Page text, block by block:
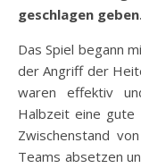
geschlagen
Das Spiel begann
der Angriff der
waren effektiv
Halbzeit eine gute
Zwischenstand
Teams absetzen